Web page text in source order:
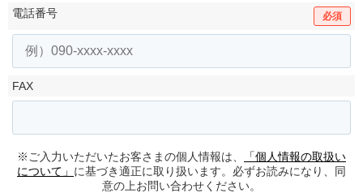
電話番号 必須
FAX
※ご入力いただいたお客さまの個人情報は、
「個人情報の取扱い
について」 に基づき適正に取り扱います。必ずお読みになり、同
意の上お問い合わせください。